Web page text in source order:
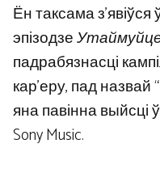
Ён таксама з'явіўся
эпізодзе
падрабязнасці
кар'еру, пад назвай
яна павінна выйсці
Sony Music.